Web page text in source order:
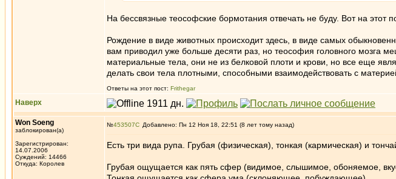
На бессвязные теософские бормотания отвечать не буду. Вот на этот
Рождение в виде животных происходит здесь, в виде самых
вам приводил уже больше десяти раз, но теософия головного мозга
материальные тела, они не из белковой плоти и крови, но все еще
делать свои тела плотными, способными взаимодействовать с
Ответы на этот пост: Frithegar
Наверх
Won Soeng
заблокирован(а)
Зарегистрирован:
14.07.2006
Суждений: 14466
Откуда: Королев
№453507 Добавлено: Пн 12 Ноя 18, 22:51 (8 лет тому назад)
Есть три вида рупа. Грубая (физическая), тонкая (кармическая) и
Грубая ощущается как пять сфер (видимое, слышимое, обоняемое,